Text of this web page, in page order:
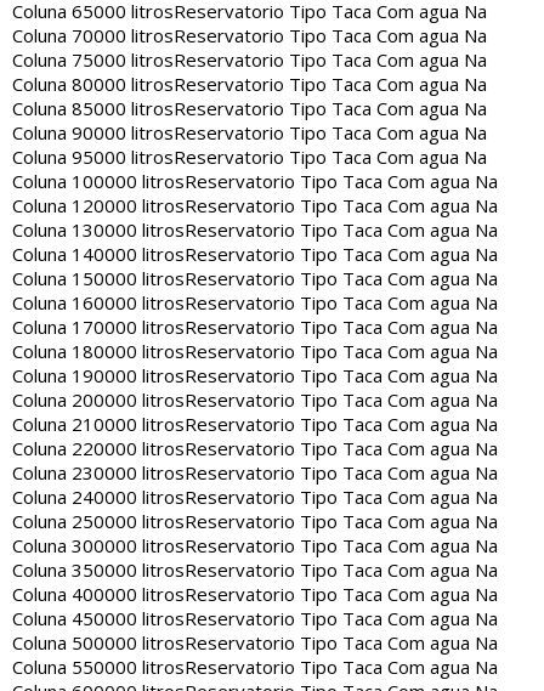
Coluna 65000 litrosReservatorio Tipo Taca Com agua Na
Coluna 70000 litrosReservatorio Tipo Taca Com agua Na
Coluna 75000 litrosReservatorio Tipo Taca Com agua Na
Coluna 80000 litrosReservatorio Tipo Taca Com agua Na
Coluna 85000 litrosReservatorio Tipo Taca Com agua Na
Coluna 90000 litrosReservatorio Tipo Taca Com agua Na
Coluna 95000 litrosReservatorio Tipo Taca Com agua Na
Coluna 100000 litrosReservatorio Tipo Taca Com agua Na
Coluna 120000 litrosReservatorio Tipo Taca Com agua Na
Coluna 130000 litrosReservatorio Tipo Taca Com agua Na
Coluna 140000 litrosReservatorio Tipo Taca Com agua Na
Coluna 150000 litrosReservatorio Tipo Taca Com agua Na
Coluna 160000 litrosReservatorio Tipo Taca Com agua Na
Coluna 170000 litrosReservatorio Tipo Taca Com agua Na
Coluna 180000 litrosReservatorio Tipo Taca Com agua Na
Coluna 190000 litrosReservatorio Tipo Taca Com agua Na
Coluna 200000 litrosReservatorio Tipo Taca Com agua Na
Coluna 210000 litrosReservatorio Tipo Taca Com agua Na
Coluna 220000 litrosReservatorio Tipo Taca Com agua Na
Coluna 230000 litrosReservatorio Tipo Taca Com agua Na
Coluna 240000 litrosReservatorio Tipo Taca Com agua Na
Coluna 250000 litrosReservatorio Tipo Taca Com agua Na
Coluna 300000 litrosReservatorio Tipo Taca Com agua Na
Coluna 350000 litrosReservatorio Tipo Taca Com agua Na
Coluna 400000 litrosReservatorio Tipo Taca Com agua Na
Coluna 450000 litrosReservatorio Tipo Taca Com agua Na
Coluna 500000 litrosReservatorio Tipo Taca Com agua Na
Coluna 550000 litrosReservatorio Tipo Taca Com agua Na